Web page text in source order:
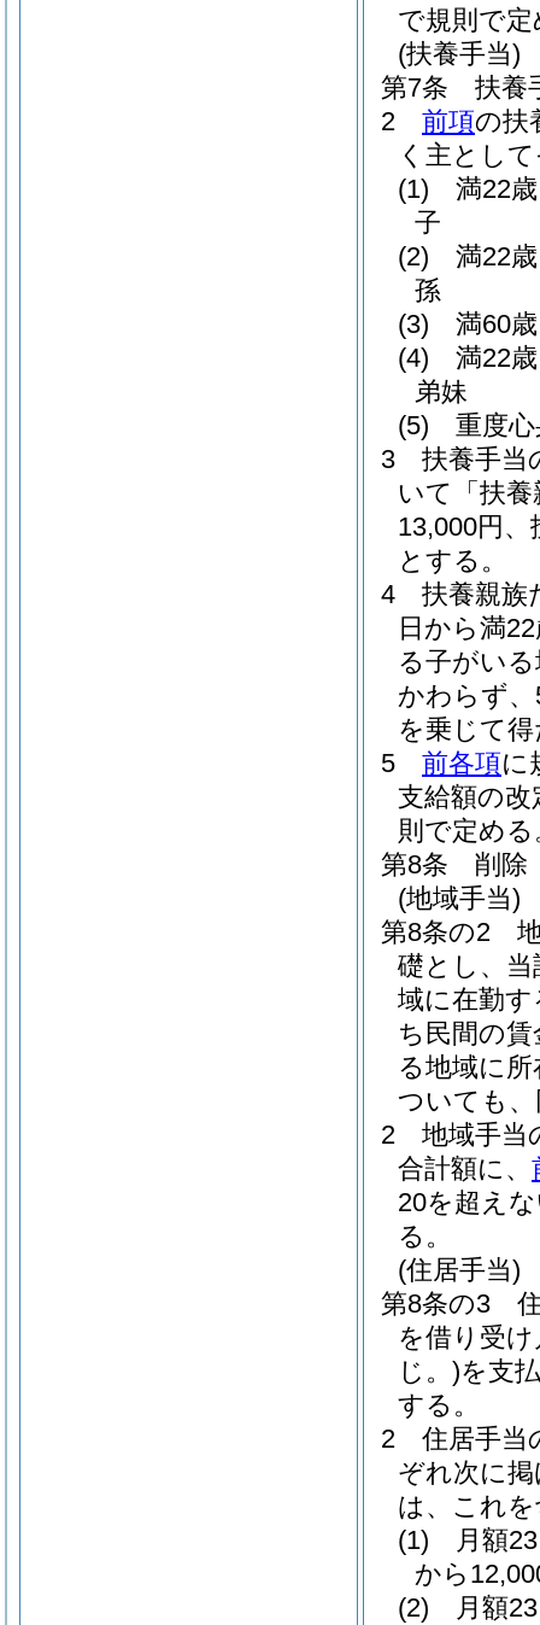
で規則で
(扶養手当)
第7条
扶養
2
前項の扶
く主とし
(1)
満22
子
(2)
満22
孫
(3)
満60
(4)
満22
弟妹
(5)
重度
3
扶養手当
いて「扶
13,000円
とする。
4
扶養親族
日から満
る子がい
かわらず
を乗じて
5
前各項に
支給額の
則で定める
第8条
削除
(地域手当)
第8条の2
礎とし、
域に在勤
ち民間の
る地域に
ついても
2
地域手当
合計額に、
20を超え
る。
(住居手当)
第8条の3
を借り受
じ。)を支
する。
2
住居手当
ぞれ次に
は、これ
(1)
月額
から
(2)
月額